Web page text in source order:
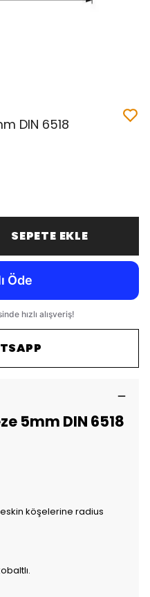
DIN 6518
SEPETE EKLE
5mm DIN 6518
köşelerine radius